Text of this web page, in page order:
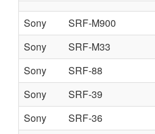
Sony
SRF-M900
Sony
SRF-M33
Sony
SRF-88
Sony
SRF-39
Sony
SRF-36